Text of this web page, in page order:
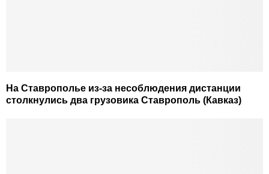
На Ставрополье из-за несоблюдения дистанции
столкнулись два грузовика Ставрополь (Кавказ)